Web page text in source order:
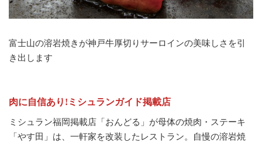
富士山の溶岩焼きが神戸牛厚切りサーロインの美味しさを引
き出します
肉に自信あり!ミシュランガイド掲載店
ミシュラン福岡掲載店「おんどる」が母体の焼肉・ステーキ
「やす田」は、一軒家を改装したレストラン。自慢の溶岩焼